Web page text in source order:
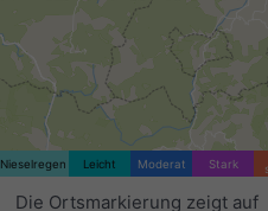
Nieselregen Leicht Moderat Stark
Die Ortsmarkierung zeigt auf